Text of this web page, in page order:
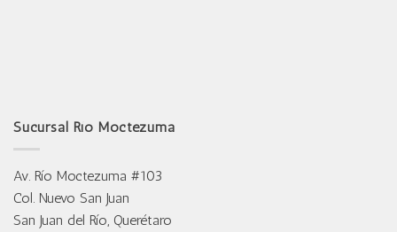
Sucursal Río Moctezuma
Av. Río Moctezuma #103
Col. Nuevo San Juan
San Juan del Río, Querétaro